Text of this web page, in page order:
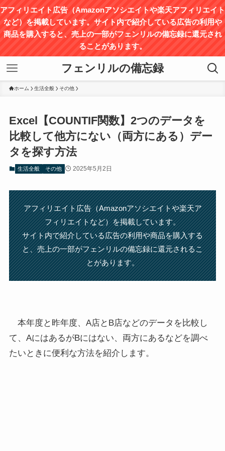
アフィリエイト広告（Amazonアソシエイトや楽天アフィリエイト
など）を掲載しています。サイト内で紹介している広告の利用や
商品を購入すると、売上の⼀部がフェンリルの備忘録に還元され
ることがあります。
フェンリルの備忘録
ホーム 生活全般 その他
Excel【COUNTIF関数】2つのデータを
比較して他方にない（両方にある）デー
タを探す方法
生活全般 その他 2025年5月2日
アフィリエイト広告（Amazonアソシエイトや楽天ア
フィリエイトなど）を掲載しています。
サイト内で紹介している広告の利用や商品を購入する
と、売上の⼀部がフェンリルの備忘録に還元されるこ
とがあります。
本年度と昨年度、A店とB店などのデータを比較し
て、AにはあるがBにはない、両方にあるなどを調べ
たいときに便利な方法を紹介します。